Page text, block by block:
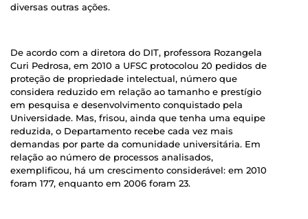
diversas outras ações.
De acordo com a diretora do DIT, professora Rozangela
Curi Pedrosa, em 2010 a UFSC protocolou 20 pedidos de
proteção de propriedade intelectual, número que
considera reduzido em relação ao tamanho e prestígio
em pesquisa e desenvolvimento conquistado pela
Universidade. Mas, frisou, ainda que tenha uma equipe
reduzida, o Departamento recebe cada vez mais
demandas por parte da comunidade universitária. Em
relação ao número de processos analisados,
exemplificou, há um crescimento considerável: em 2010
foram 177, enquanto em 2006 foram 23.